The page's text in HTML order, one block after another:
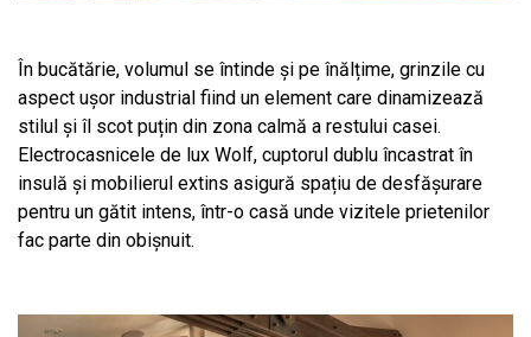
În bucătărie, volumul se întinde și pe înălțime, grinzile cu
aspect ușor industrial fiind un element care dinamizează
stilul și îl scot puțin din zona calmă a restului casei.
Electrocasnicele de lux Wolf, cuptorul dublu încastrat în
insulă și mobilierul extins asigură spațiu de desfășurare
pentru un gătit intens, într-o casă unde vizitele prietenilor
fac parte din obișnuit.